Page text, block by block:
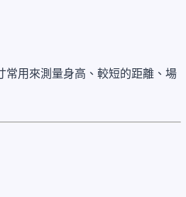
常用來測量身高、較短的距離、場